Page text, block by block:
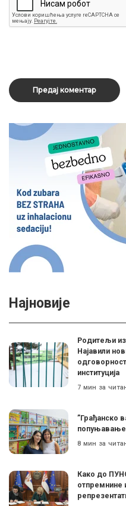
Најновије
Родитељи
Најавили
институција
7 мин за
”Грађанско
попуњавање
8 мин за
Како до
отпремнине